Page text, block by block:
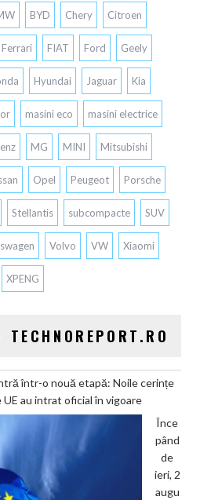
BYD Chery Citroen
Ferrari FIAT Ford Geely
Hyundai Jaguar Kia
masini eco masini electrice
MG MINI Mitsubishi
Opel Peugeot Porsche
Stellantis subcompacte SUV
Volvo VW Xiaomi
XPENG
într-o nouă etapă: Noile cerințe
au intrat oficial în vigoare
Înce
pând
de
ieri, 2
augu